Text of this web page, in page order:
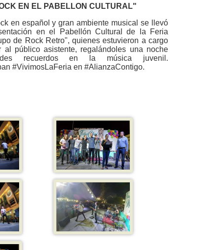
EN EL PABELLON CULTURAL"
en español y gran ambiente musical se llevó
en el Pabellón Cultural de la Feria
de Rock Retro", quienes estuvieron a cargo
público asistente, regalándoles una noche
recuerdos en la música juvenil.
#VivimosLaFeria en #AlianzaContigo.